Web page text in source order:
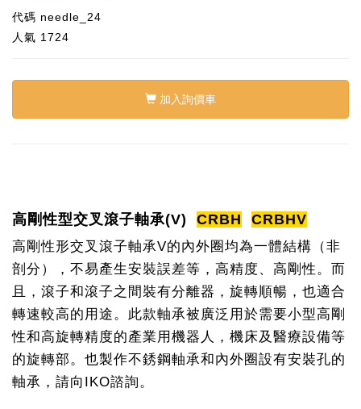
代碼 needle_24
人氣 1724
加入詢價車
高剛性型交叉滾子軸承(V) CRBH CRBHV
高剛性形交叉滾子軸承V的內外圈均為一體結構（非
剖分），不易產生安裝誤差等，高精度、高剛性。而
且，滾子和滾子之間裝有分離器，旋轉順暢，也適合
轉速較高的用途。此款軸承被廣泛用於需要小型高剛
性和高旋轉精度的產業用機器人，機床及醫療設備等
的旋轉部。也製作不銹鋼軸承和內外圈設有安裝孔的
軸承，請向IKO諮詢。